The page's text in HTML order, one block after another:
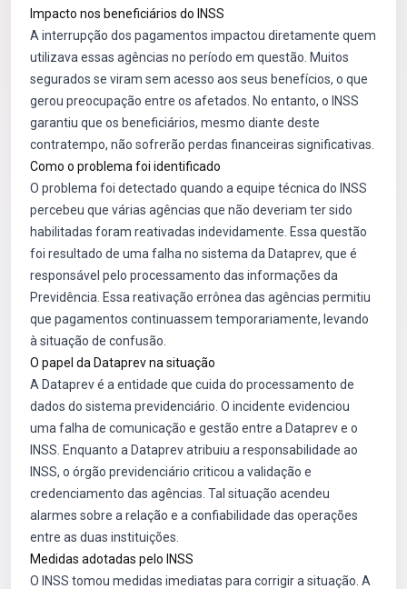
Impacto nos beneficiários do INSS
A interrupção dos pagamentos impactou diretamente quem
utilizava essas agências no período em questão. Muitos
segurados se viram sem acesso aos seus benefícios, o que
gerou preocupação entre os afetados. No entanto, o INSS
garantiu que os beneficiários, mesmo diante deste
contratempo, não sofrerão perdas financeiras significativas.
Como o problema foi identificado
O problema foi detectado quando a equipe técnica do INSS
percebeu que várias agências que não deveriam ter sido
habilitadas foram reativadas indevidamente. Essa questão
foi resultado de uma falha no sistema da Dataprev, que é
responsável pelo processamento das informações da
Previdência. Essa reativação errônea das agências permitiu
que pagamentos continuassem temporariamente, levando
à situação de confusão.
O papel da Dataprev na situação
A Dataprev é a entidade que cuida do processamento de
dados do sistema previdenciário. O incidente evidenciou
uma falha de comunicação e gestão entre a Dataprev e o
INSS. Enquanto a Dataprev atribuiu a responsabilidade ao
INSS, o órgão previdenciário criticou a validação e
credenciamento das agências. Tal situação acendeu
alarmes sobre a relação e a confiabilidade das operações
entre as duas instituições.
Medidas adotadas pelo INSS
O INSS tomou medidas imediatas para corrigir a situação. A